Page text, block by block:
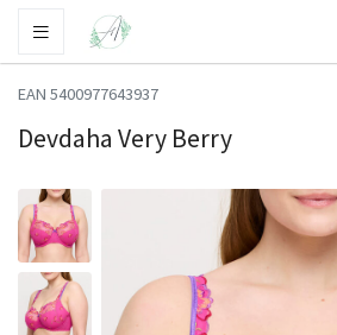
EAN 5400977643937
Devdaha Very Berry